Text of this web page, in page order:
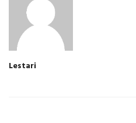
Lestari